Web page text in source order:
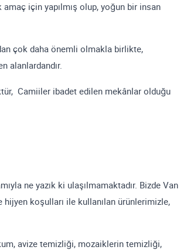
için yapılmış olup, yoğun bir insan
çok daha önemli olmakla birlikte,
alanlardandır.
Camiiler ibadet edilen mekânlar olduğu
ne yazık ki ulaşılmamaktadır. Bizde Van
koşulları ile kullanılan ürünlerimizle,
avize temizliği, mozaiklerin temizliği,